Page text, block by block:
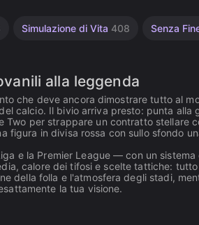
Simulazione di Vita 408 Senza
alla leggenda
che deve ancora dimostrare tutto al
calcio. Il bivio arriva presto: punta alla
Two per strappare un contratto stellare
figura in divisa rossa con sullo sfondo
e la Premier League — con un sistema
calore dei tifosi e scelte tattiche:
della folla e l'atmosfera degli stadi,
la tua visione.